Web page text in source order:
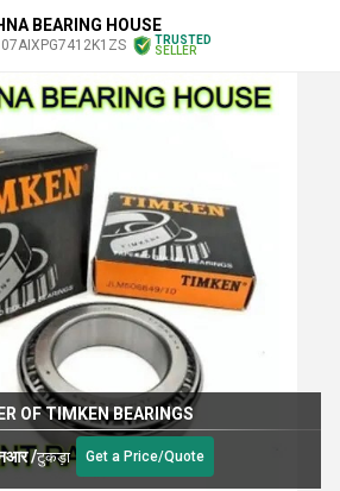
BEARING HOUSE
07AIXPG7412K1ZS
TRUSTED
SELLER
OF TIMKEN BEARINGS
/टुकड़ा Get a Price/Quote